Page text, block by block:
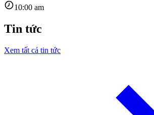
10:00 am
Tin tức
Xem tất cả tin tức